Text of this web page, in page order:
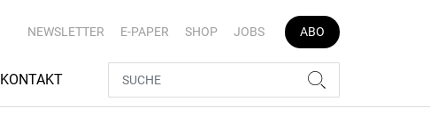
NEWSLETTER E-PAPER SHOP JOBS ABO
KONTAKT